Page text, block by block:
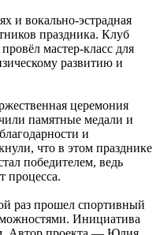
и вокально-эстрадная
праздника. Клуб
мастер-класс для
развитию и
церемония
памятные медали и
и
что в этом празднике
победителем, ведь
процесса.
раз прошел спортивный
Инициатива